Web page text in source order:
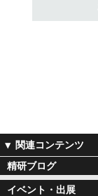
精研ブログ
イベント・出展